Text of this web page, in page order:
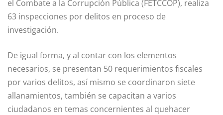
el Combate a la Corrupción Pública (FETCCOP), realiza
63 inspecciones por delitos en proceso de
investigación.
De igual forma, y al contar con los elementos
necesarios, se presentan 50 requerimientos fiscales
por varios delitos, así mismo se coordinaron siete
allanamientos, también se capacitan a varios
ciudadanos en temas concernientes al quehacer